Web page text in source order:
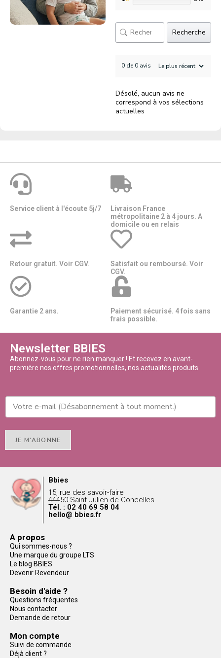
Recherche
0 de 0 avis
Désolé, aucun avis ne
correspond à vos sélections
actuelles
Service client à l'écoute 5j/7
Livraison France
métropolitaine 2 à 4 jours. A
domicile ou en relais​​
Retour gratuit. Voir CGV.
Satisfait ou remboursé. Voir
CGV.
Garantie 2 ans.
Paiement sécurisé. 4 fois sans
frais possible.
Newsletter BBIES
Abonnez-vous pour ne rien manquer ! Et recevez en avant-
première nos offres promotionnelles, nos actualités produits.
JE M'ABONNE
Bbies
15, rue des savoir-faire
44450 Saint Julien de Concelles
Tél. : 02 40 69 58 04
hello@ bbies.fr
A propos
Qui sommes-nous ?
Une marque du groupe LTS
Le blog BBIES
Devenir Revendeur
Besoin d'aide ?
Questions fréquentes
Nous contacter
Demande de retour
Mon compte
Suivi de commande
Déjà client ?